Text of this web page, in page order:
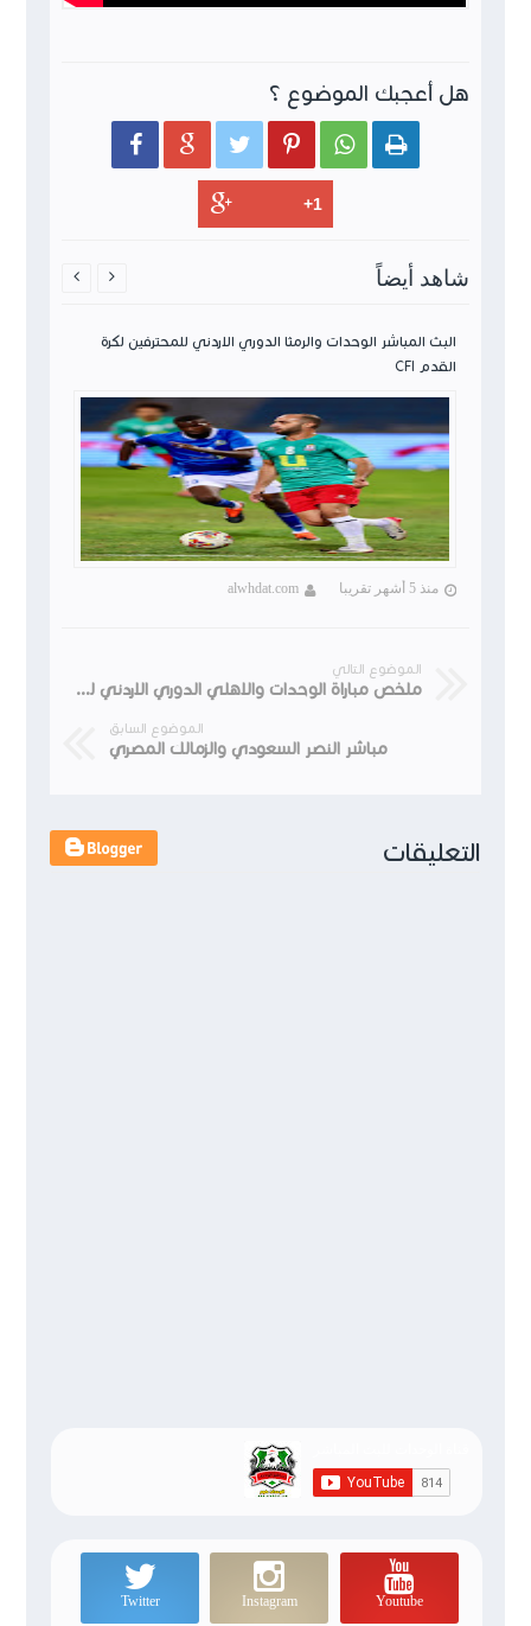
هل أعجبك الموضوع ؟
     
شاهد أيضاً
البث المباشر الوحدات والرمثا الدوري الاردني للمحترفين لكرة
القدم CFI
منذ 5 أشهر تقريبا alwhdat.com
 
الموضوع التالي
ملخص مباراة الوحدات والاهلي الدوري الاردني للمحترفين 2023-2024 الوحدات 1 الأهلي 0
الموضوع السابق
مباشر النصر السعودي والزمالك المصري
التعليقات
Youtube
Instagram
Twitter